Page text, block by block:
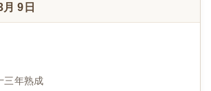
9日
三年熟成